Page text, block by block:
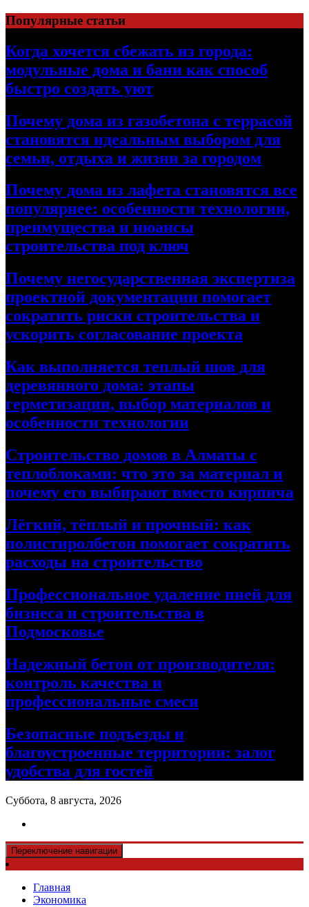
Перейти
к
содержимому
Популярные статьи
Когда хочется сбежать из города:
модульные дома и бани как способ
быстро создать уют
Почему дома из газобетона с террасой
становятся идеальным выбором для
семьи, отдыха и жизни за городом
Почему дома из лафета становятся все
популярнее: особенности технологии,
преимущества и нюансы
строительства под ключ
Почему негосударственная экспертиза
проектной документации помогает
сократить риски строительства и
ускорить согласование проекта
Как выполняется теплый шов для
деревянного дома: этапы
герметизации, выбор материалов и
особенности технологии
Строительство домов в Алматы с
теплоблоками: что это за материал и
почему его выбирают вместо кирпича
Лёгкий, тёплый и прочный: как
полистиролбетон помогает сократить
расходы на строительство
Профессиональное удаление пней для
бизнеса и строительства в
Подмосковье
Надежный бетон от производителя:
контроль качества и
профессиональные смеси
Безопасные подъезды и
благоустроенные территории: залог
удобства для гостей
Суббота, 8 августа, 2026
Переключение навигации
Главная
Экономика